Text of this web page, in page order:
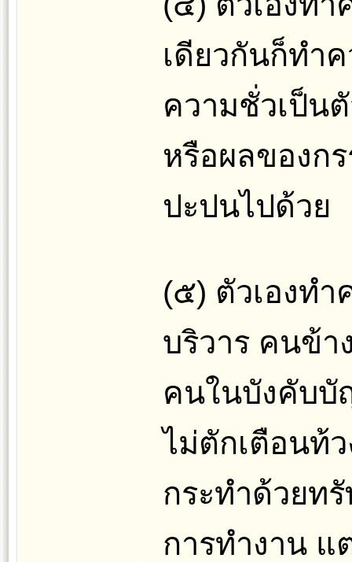
เดียวกันก็ทำ
ความชั่วเป็น
หรือผลของก
ปะปนไปด้วย
(๕) ตัวเองท
บริวาร คนข้า
คนในบังคับบั
ไม่ตักเตือนท้
กระทำด้วยท
การทำงาน แ